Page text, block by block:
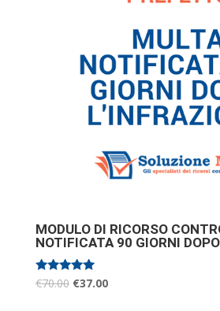
MODULO DI RICORSO
NOTIFICATA 90 GIORNI
Valutato
€70.00 €37.00